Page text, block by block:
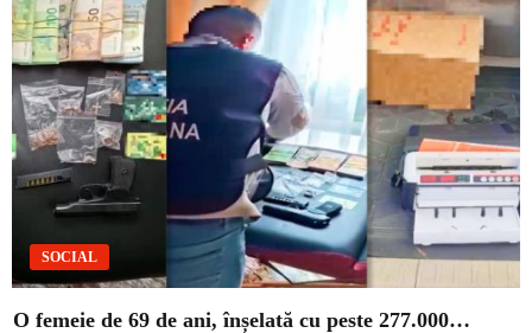
SOCIAL
O femeie de 69 de ani, înșelată cu peste 277.000…